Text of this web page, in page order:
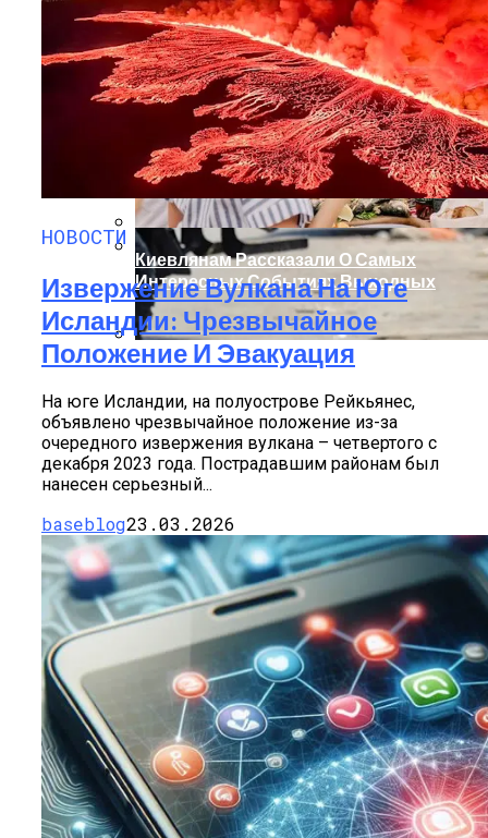
Международная Реакция На Тарифы
Трампа: Что Стоит На Кону
Кризис Безопасности На Гаити:
Ужасающая Реальность Безнадежной
Обстановки
Киевлянам Рассказали О Самых
Интересных Событиях Выходных
НОВОСТИ
Извержение Вулкана На Юге
Исландии: Чрезвычайное
Положение И Эвакуация
На юге Исландии, на полуострове Рейкьянес,
объявлено чрезвычайное положение из-за
очередного извержения вулкана – четвертого с
декабря 2023 года. Пострадавшим районам был
нанесен серьезный...
baseblog23.03.2026